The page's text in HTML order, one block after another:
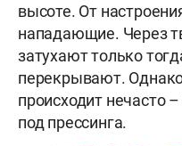
высоте. От
нападающие. Через
затухают только
перекрывают.
происходит нечасто
под прессинга.